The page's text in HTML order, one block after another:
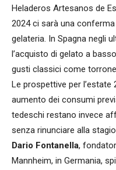
Heladeros Artesanos de
2024 ci sarà una
gelateria. In Spagna negli
l’acquisto di gelato a
gusti classici come
Le prospettive per
aumento dei consumi
tedeschi restano invece
senza rinunciare alla
Dario Fontanella,
Mannheim, in Germania,